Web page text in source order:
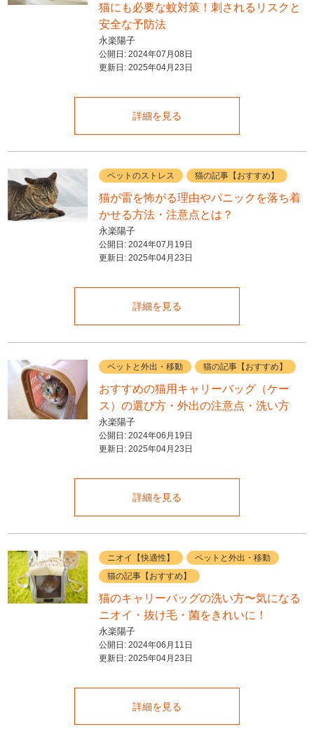
猫にも必要な蚊対策！刺されるリスクと
安全な予防法
永楽陽子
公開日: 2024年07月08日
更新日: 2025年04月23日
詳細を見る
ペットのストレス 猫の記事【おすすめ】
猫が雷を怖がる理由やパニックを落ち着
かせる方法・注意点とは？
永楽陽子
公開日: 2024年07月19日
更新日: 2025年04月23日
詳細を見る
ペットと外出・移動 猫の記事【おすすめ】
おすすめの猫用キャリーバッグ（ケー
ス）の選び方・外出の注意点・洗い方
永楽陽子
公開日: 2024年06月19日
更新日: 2025年04月23日
詳細を見る
ニオイ【快適性】
ペットと外出・移動
猫の記事【おすすめ】
猫のキャリーバッグの洗い方〜気になる
ニオイ・抜け毛・菌をきれいに！
永楽陽子
公開日: 2024年06月11日
更新日: 2025年04月23日
詳細を見る